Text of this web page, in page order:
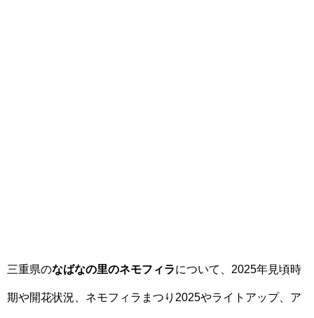
三重県のなばなの里のネモフィラについて、2025年見頃時
期や開花状況、ネモフィラまつり2025やライトアップ、ア